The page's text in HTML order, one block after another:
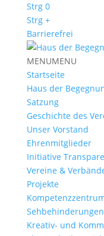
Strg 0
Strg +
Barrierefrei
MENUMENU
Startseite
Haus der
Satzung
Geschichte des
Unser Vorstand
Ehrenmitglieder
Initiative
Vereine &
Projekte
Sehbehinderungen
Kreativ- und